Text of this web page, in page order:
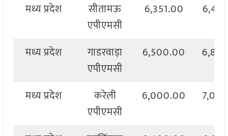
मध्य प्रदेश
सीतामऊ
एपीएमसी
6,351.00
मध्य प्रदेश
गाडरवाड़ा
एपीएमसी
6,500.00
मध्य प्रदेश
करेली
एपीएमसी
6,000.00